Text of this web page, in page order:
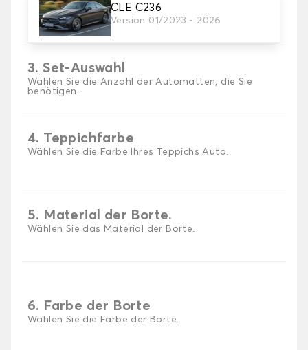
CLE C236
Version 01/2023 - 2026
2. Material
Wählen Sie das Material Ihres Autofussmatten
3. Set-Auswahl
Wählen Sie die Anzahl der Automatten, die Sie
benötigen.
4. Teppichfarbe
Wählen Sie die Farbe Ihres Teppichs Auto.
5. Material der Borte.
Wählen Sie das Material der Borte.
6. Farbe der Borte
Wählen Sie die Farbe der Borte.